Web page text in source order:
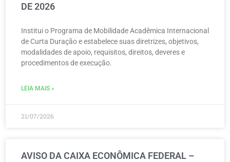
DE 2026
Institui o Programa de Mobilidade Acadêmica Internacional
de Curta Duração e estabelece suas diretrizes, objetivos,
modalidades de apoio, requisitos, direitos, deveres e
procedimentos de execução.
LEIA MAIS »
21/07/2026
AVISO DA CAIXA ECONÔMICA FEDERAL –